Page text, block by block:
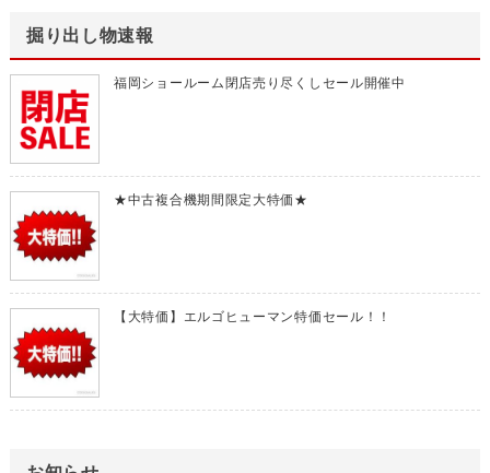
掘り出し物速報
福岡ショールーム閉店売り尽くしセール開催中
★中古複合機期間限定大特価★
【大特価】エルゴヒューマン特価セール！！